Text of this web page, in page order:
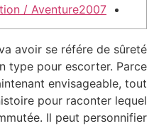
/ Aventure2007
avoir se référe de sûreté
type pour escorter. Parce
envisageable, tout
pour raconter lequel
Il peut personnifier